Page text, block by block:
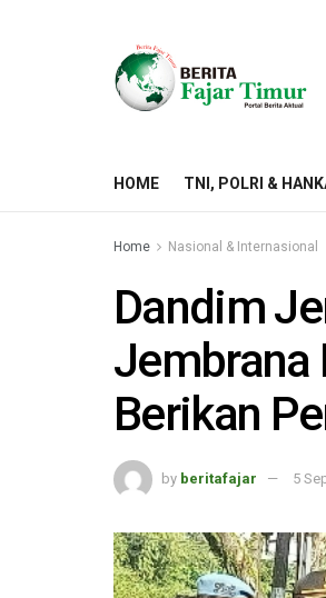
HOME TNI, POLRI &
Home Nasional & Internasional
Dandim
Jembrana
Berikan
by beritafajar 5